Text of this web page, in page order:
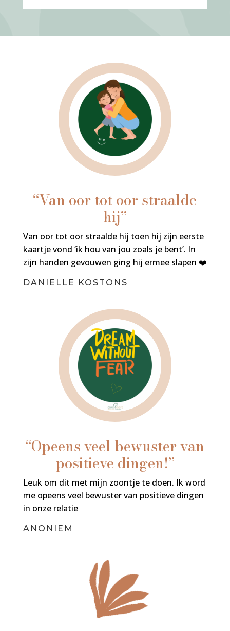
“Van oor tot oor straalde
hij”
Van oor tot oor straalde hij toen hij zijn eerste
kaartje vond ‘ik hou van jou zoals je bent’. In
zijn handen gevouwen ging hij ermee slapen ❤️
DANIELLE KOSTONS
“Opeens veel bewuster van
positieve dingen!”
Leuk om dit met mijn zoontje te doen. Ik word
me opeens veel bewuster van positieve dingen
in onze relatie
ANONIEM